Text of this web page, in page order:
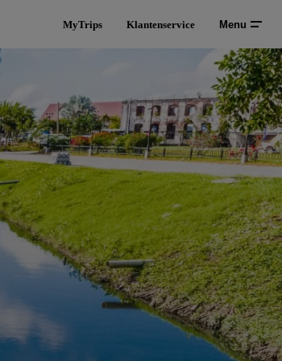
MyTrips Klantenservice Menu